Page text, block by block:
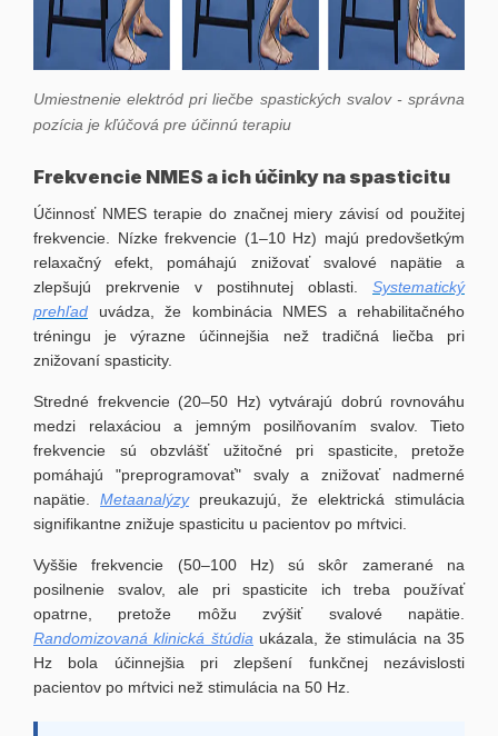
Umiestnenie elektród pri liečbe spastických svalov - správna
pozícia je kľúčová pre účinnú terapiu
Frekvencie NMES a ich účinky na spasticitu
Účinnosť NMES terapie do značnej miery závisí od použitej
frekvencie. Nízke frekvencie (1–10 Hz) majú predovšetkým
relaxačný efekt, pomáhajú znižovať svalové napätie a
zlepšujú prekrvenie v postihnutej oblasti. Systematický
prehľad uvádza, že kombinácia NMES a rehabilitačného
tréningu je výrazne účinnejšia než tradičná liečba pri
znižovaní spasticity.
Stredné frekvencie (20–50 Hz) vytvárajú dobrú rovnováhu
medzi relaxáciou a jemným posilňovaním svalov. Tieto
frekvencie sú obzvlášť užitočné pri spasticite, pretože
pomáhajú "preprogramovať" svaly a znižovať nadmerné
napätie. Metaanalýzypreukazujú, že elektrická stimulácia
signifikantne znižuje spasticitu u pacientov po mŕtvici.
Vyššie frekvencie (50–100 Hz) sú skôr zamerané na
posilnenie svalov, ale pri spasticite ich treba používať
opatrne, pretože môžu zvýšiť svalové napätie.
Randomizovaná klinická štúdia ukázala, že stimulácia na 35
Hz bola účinnejšia pri zlepšení funkčnej nezávislosti
pacientov po mŕtvici než stimulácia na 50 Hz.